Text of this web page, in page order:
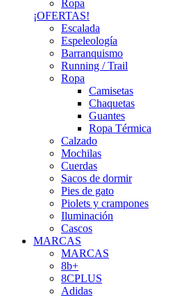
Ropa
¡OFERTAS!
Escalada
Espeleología
Barranquismo
Running / Trail
Ropa
Camisetas
Chaquetas
Guantes
Ropa Térmica
Calzado
Mochilas
Cuerdas
Sacos de dormir
Pies de gato
Piolets y crampones
Iluminación
Cascos
MARCAS
MARCAS
8b+
8CPLUS
Adidas